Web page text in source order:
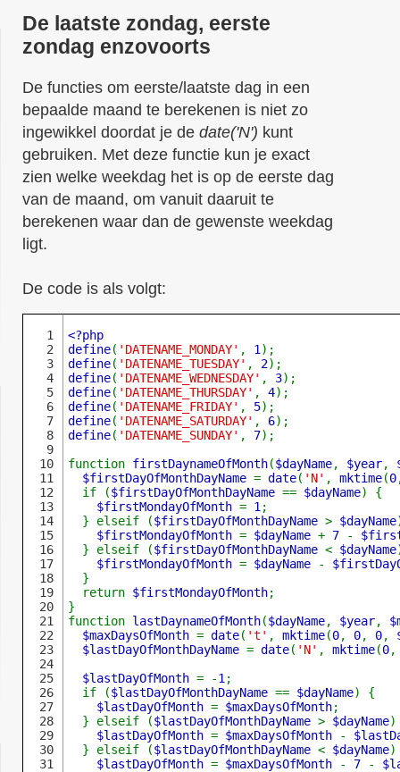
De laatste zondag, eerste
zondag enzovoorts
De functies om eerste/laatste dag in een
bepaalde maand te berekenen is niet zo
ingewikkel doordat je de date('N') kunt
gebruiken. Met deze functie kun je exact
zien welke weekdag het is op de eerste dag
van de maand, om vanuit daaruit te
berekenen waar dan de gewenste weekdag
ligt.
De code is als volgt:
1
2
3
4
5
6
7
8
9
10
11
12
13
14
15
16
17
18
19
20
21
22
23
24
25
26
27
28
29
30
31
<?php
define( 'DATENAME_MONDAY' , 1
define( 'DATENAME_TUESDAY' , 2
define( 'DATENAME_WEDNESDAY' , 3
define( 'DATENAME_THURSDAY' , 4
define( 'DATENAME_FRIDAY' , 5
define( 'DATENAME_SATURDAY' , 6
define( 'DATENAME_SUNDAY' , 7);
function firstDaynameOfMonth($dayName, $year,
$firstDayOfMonthDayName = date( 'N' , mktime(0
  if (
$firstDayOfMonthDayName == $dayName) {
$firstMondayOfMonth = 1 ;
  } elseif (
$firstDayOfMonthDayName > $dayName
$firstMondayOfMonth = $dayName + 7 -
  } elseif (
$firstDayOfMonthDayName < $dayName
$firstMondayOfMonth = $dayName -
  }
  return
$firstMondayOfMonth;
}
function lastDaynameOfMonth($dayName, $year,
$maxDaysOfMonth = date( 't' , mktime(0, 0, 0,
$lastDayOfMonthDayName = date( 'N' , mktime(0
$lastDayOfMonth = -1 ;
  if (
$lastDayOfMonthDayName == $dayName) {
$lastDayOfMonth = $maxDaysOfMonth;
  } elseif (
$lastDayOfMonthDayName > $dayName
$lastDayOfMonth = $maxDaysOfMonth -
  } elseif (
$lastDayOfMonthDayName < $dayName
$lastDayOfMonth = $maxDaysOfMonth - 7 -